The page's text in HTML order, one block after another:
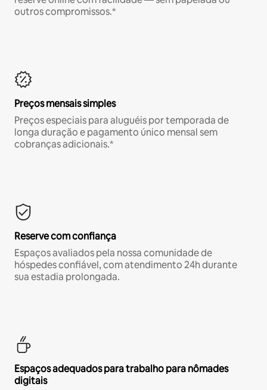
outros compromissos.*
Preços mensais simples
Preços especiais para aluguéis por temporada de
longa duração e pagamento único mensal sem
cobranças adicionais.*
Reserve com confiança
Espaços avaliados pela nossa comunidade de
hóspedes confiável, com atendimento 24h durante
sua estadia prolongada.
Espaços adequados para trabalho para nômades
digitais